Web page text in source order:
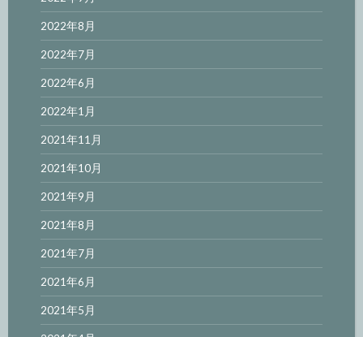
2022年8月
2022年7月
2022年6月
2022年1月
2021年11月
2021年10月
2021年9月
2021年8月
2021年7月
2021年6月
2021年5月